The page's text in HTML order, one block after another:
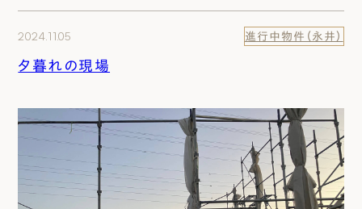
2024.11.05 進行中物件（永井）
夕暮れの現場